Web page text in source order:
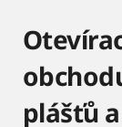
plášťů